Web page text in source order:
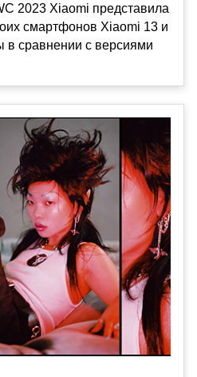
2023 Xiaomi представила
смартфонов Xiaomi 13 и
в сравнении с версиями